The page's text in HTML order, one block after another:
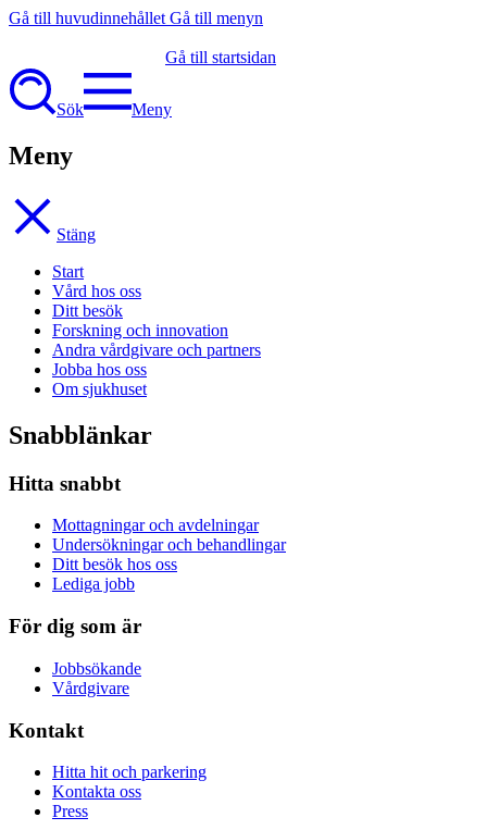
Gå till huvudinnehållet Gå till menyn
Gå till startsidan
Sök Meny
Meny
Stäng
Start
Vård hos oss
Ditt besök
Forskning och innovation
Andra vårdgivare och partners
Jobba hos oss
Om sjukhuset
Snabblänkar
Hitta snabbt
Mottagningar och avdelningar
Undersökningar och behandlingar
Ditt besök hos oss
Lediga jobb
För dig som är
Jobbsökande
Vårdgivare
Kontakt
Hitta hit och parkering
Kontakta oss
Press